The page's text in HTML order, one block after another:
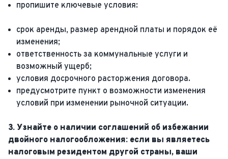
пропишите ключевые условия:
срок аренды, размер арендной платы и порядок её
изменения;
ответственность за коммунальные услуги и
возможный ущерб;
условия досрочного расторжения договора.
предусмотрите пункт о возможности изменения
условий при изменении рыночной ситуации.
3. Узнайте о наличии соглашений об избежании
двойного налогообложения: если вы являетесь
налоговым резидентом другой страны, ваши